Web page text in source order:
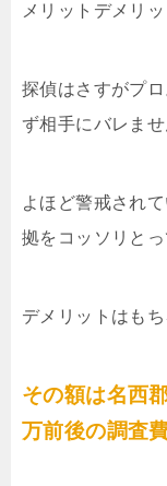
メリットデメリ
探偵はさすがプ
ず相手にバレませ
よほど警戒され
拠をコッソリとっ
デメリットはも
その額は名西
万前後の調査